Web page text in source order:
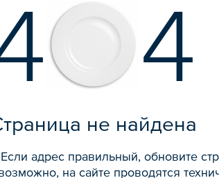
4
не найдена
адрес правильный, обновите
на сайте проводятся